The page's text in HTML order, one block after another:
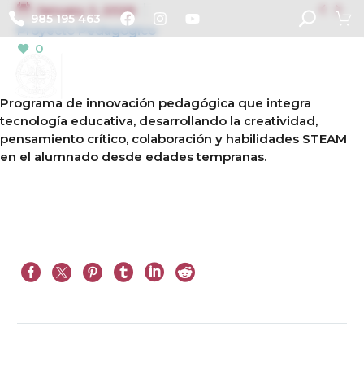
985 195 463  
January 2, 2026
Proyecto Pedagogico
0
Programa de innovación pedagógica que integra
tecnología educativa, desarrollando la creatividad,
pensamiento crítico, colaboración y habilidades STEAM
en el alumnado desde edades tempranas.